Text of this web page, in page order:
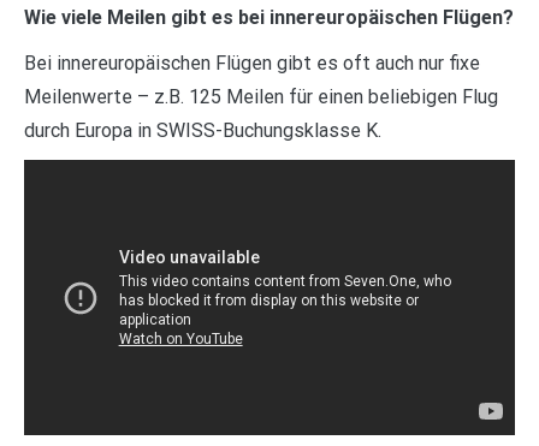
Wie viele Meilen gibt es bei innereuropäischen Flügen?
Bei innereuropäischen Flügen gibt es oft auch nur fixe
Meilenwerte – z.B. 125 Meilen für einen beliebigen Flug
durch Europa in SWISS-Buchungsklasse K.